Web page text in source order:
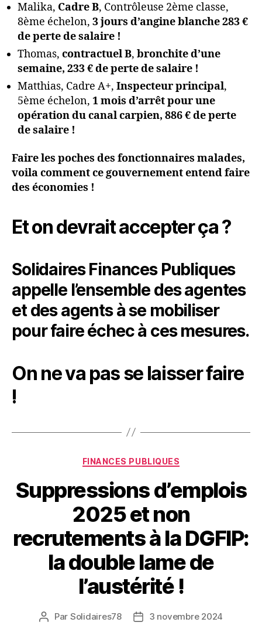
Malika, Cadre B, Contrôleuse 2ème classe,
8ème échelon, 3 jours d’angine blanche 283 €
de perte de salaire !
Thomas, contractuel B, bronchite d’une
semaine, 233 € de perte de salaire !
Matthias, Cadre A+, Inspecteur principal,
5ème échelon, 1 mois d’arrêt pour une
opération du canal carpien, 886 € de perte
de salaire !
Faire les poches des fonctionnaires malades,
voila comment ce gouvernement entend faire
des économies !
Et on devrait accepter ça ?
Solidaires Finances Publiques
appelle l’ensemble des agentes
et des agents à se mobiliser
pour faire échec à ces mesures.
On ne va pas se laisser faire
!
Catégories
FINANCES PUBLIQUES
Suppressions d’emplois
2025 et non
recrutements à la DGFIP:
la double lame de
l’austérité !
Auteur
Par Solidaires78
Date3 novembre 2024